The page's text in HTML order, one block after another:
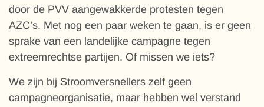
door de PVV aangewakkerde protesten tegen
AZC’s. Met nog een paar weken te gaan, is er geen
sprake van een landelijke campagne tegen
extreemrechtse partijen. Of missen we iets?
We zijn bij Stroomversnellers zelf geen
campagneorganisatie, maar hebben wel verstand